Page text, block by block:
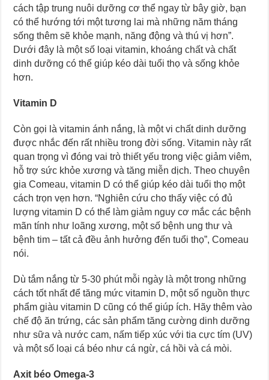
cách tập trung nuôi dưỡng cơ thể ngay từ bây giờ, bạn
có thể hướng tới một tương lai mà những năm tháng
sống thêm sẽ khỏe mạnh, năng động và thú vị hơn”.
Dưới đây là một số loại vitamin, khoáng chất và chất
dinh dưỡng có thể giúp kéo dài tuổi thọ và sống khỏe
hơn.
Vitamin D
Còn gọi là vitamin ánh nắng, là một vi chất dinh dưỡng
được nhắc đến rất nhiều trong đời sống. Vitamin này rất
quan trọng vì đóng vai trò thiết yếu trong việc giảm viêm,
hỗ trợ sức khỏe xương và tăng miễn dịch. Theo chuyên
gia Comeau, vitamin D có thể giúp kéo dài tuổi thọ một
cách trọn vẹn hơn. “Nghiên cứu cho thấy việc có đủ
lượng vitamin D có thể làm giảm nguy cơ mắc các bệnh
mãn tính như loãng xương, một số bệnh ung thư và
bệnh tim – tất cả đều ảnh hưởng đến tuổi thọ”, Comeau
nói.
Dù tắm nắng từ 5-30 phút mỗi ngày là một trong những
cách tốt nhất để tăng mức vitamin D, một số nguồn thực
phẩm giàu vitamin D cũng có thể giúp ích. Hãy thêm vào
chế độ ăn trứng, các sản phẩm tăng cường dinh dưỡng
như sữa và nước cam, nấm tiếp xúc với tia cực tím (UV)
và một số loại cá béo như cá ngừ, cá hồi và cá mòi.
Axit béo Omega-3